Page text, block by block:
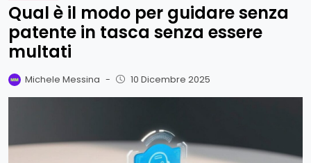
Qual è il modo per guidare senza
patente in tasca senza essere
multati
Michele Messina - 10 Dicembre 2025